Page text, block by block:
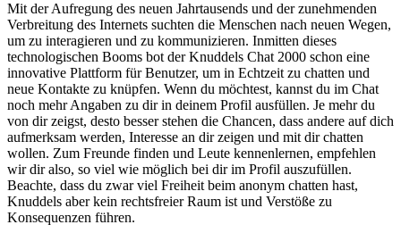
Mit der Aufregung des neuen Jahrtausends und der zunehmenden
Verbreitung des Internets suchten die Menschen nach neuen Wegen,
um zu interagieren und zu kommunizieren. Inmitten dieses
technologischen Booms bot der Knuddels Chat 2000 schon eine
innovative Plattform für Benutzer, um in Echtzeit zu chatten und
neue Kontakte zu knüpfen. Wenn du möchtest, kannst du im Chat
noch mehr Angaben zu dir in deinem Profil ausfüllen. Je mehr du
von dir zeigst, desto besser stehen die Chancen, dass andere auf dich
aufmerksam werden, Interesse an dir zeigen und mit dir chatten
wollen. Zum Freunde finden und Leute kennenlernen, empfehlen
wir dir also, so viel wie möglich bei dir im Profil auszufüllen.
Beachte, dass du zwar viel Freiheit beim anonym chatten hast,
Knuddels aber kein rechtsfreier Raum ist und Verstöße zu
Konsequenzen führen.